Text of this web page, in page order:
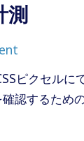
測
ピクセルに
認するため